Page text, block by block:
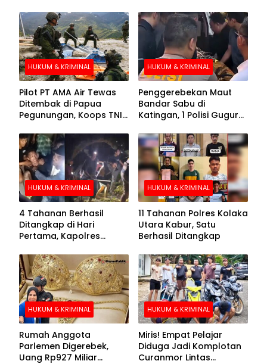
HUKUM & KRIMINAL
Pilot PT AMA Air Tewas
Ditembak di Papua
Pegunungan, Koops TNI
Evakuasi Jenazah
Korban
HUKUM & KRIMINAL
Penggerebekan Maut
Bandar Sabu di
Katingan, 1 Polisi Gugur
HUKUM & KRIMINAL
4 Tahanan Berhasil
Ditangkap di Hari
Pertama, Kapolres
Buronan Segera
Menyerahkan Diri
HUKUM & KRIMINAL
11 Tahanan Polres Kolaka
Utara Kabur, Satu
Berhasil Ditangkap
HUKUM & KRIMINAL
Rumah Anggota
Parlemen Digerebek,
Uang Rp927 Miliar
HUKUM & KRIMINAL
Miris! Empat Pelajar
Diduga Jadi Komplotan
Curanmor Lintas